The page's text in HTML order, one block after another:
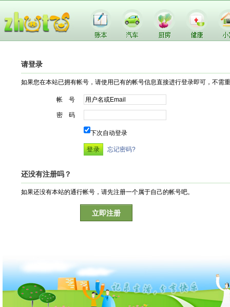
请登录
如果您在本站已拥有帐号，请使用已有的帐号信息直接进行登录即可，不需
帐 号
密 码
下次自动登录
忘记密码?
还没有注册吗？
如果还没有本站的通行帐号，请先注册一个属于自己的帐号吧。
立即注册